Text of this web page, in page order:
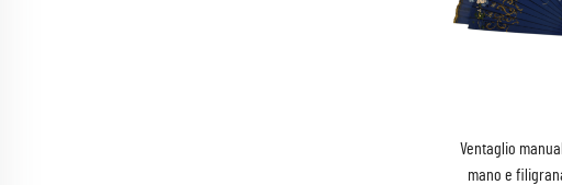
Ventaglio
mano e